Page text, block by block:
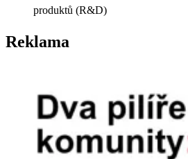
produktů (R&D)
Reklama